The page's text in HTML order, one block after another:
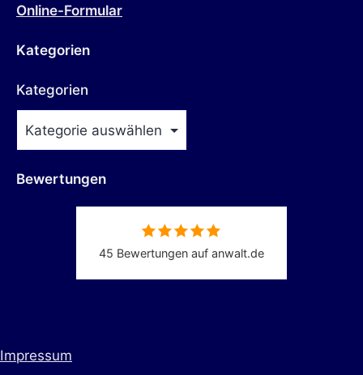
Online-Formular
Kategorien
Kategorien
Bewertungen
45 Bewertungen auf anwalt.de
Impressum